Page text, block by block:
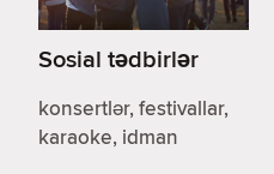
Sosial tədbirlər
konsertlər, festivallar,
karaoke, idman